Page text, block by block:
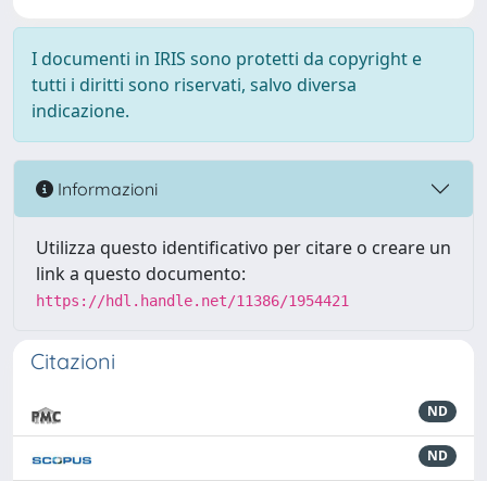
I documenti in IRIS sono protetti da copyright e
tutti i diritti sono riservati, salvo diversa
indicazione.
Informazioni
Utilizza questo identificativo per citare o creare un
link a questo documento:
https://hdl.handle.net/11386/1954421
Citazioni
ND
ND